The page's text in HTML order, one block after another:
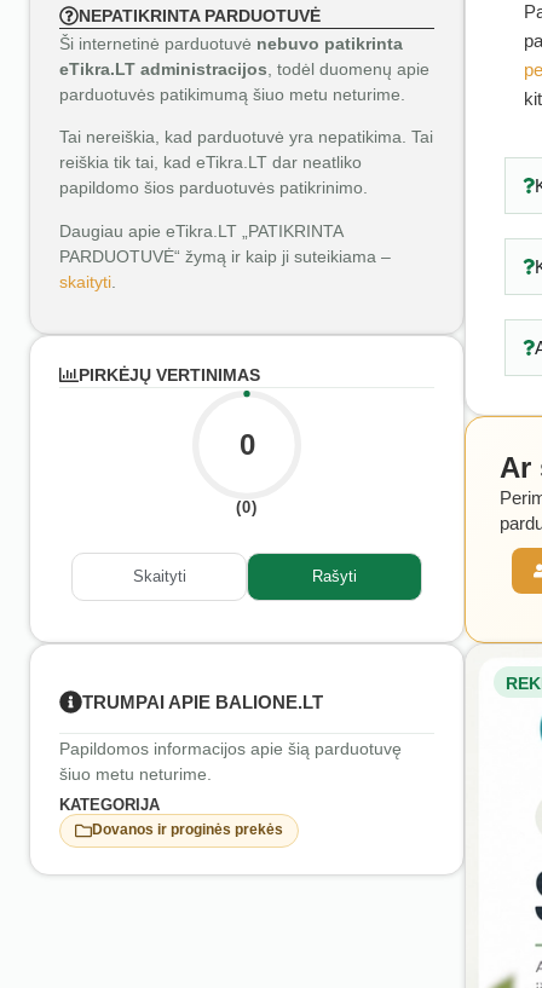
NEPATIKRINTA PARDUOTUVĖ
Ši internetinė parduotuvė nebuvo patikrinta
eTikra.LT administracijos , todėl duomenų apie
parduotuvės patikimumą šiuo metu neturime.
Tai nereiškia, kad parduotuvė yra nepatikima. Tai
reiškia tik tai, kad eTikra.LT dar neatliko
papildomo šios parduotuvės patikrinimo.
Daugiau apie eTikra.LT „PATIKRINTA
PARDUOTUVĖ“ žymą ir kaip ji suteikiama –
skaityti
PIRKĖJŲ VERTINIMAS
0
(0)
Skaityti Rašyti
TRUMPAI APIE BALIONE.LT
Papildomos informacijos apie šią parduotuvę
šiuo metu neturime.
KATEGORIJA
Dovanos ir proginės prekės
Ar